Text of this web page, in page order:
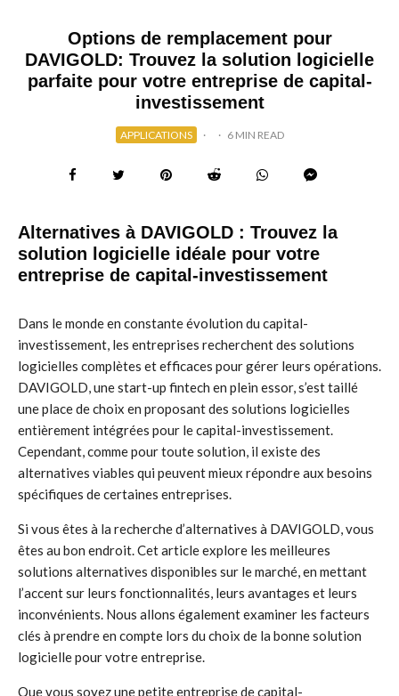
Options de remplacement pour
DAVIGOLD: Trouvez la solution logicielle
parfaite pour votre entreprise de capital-
investissement
APPLICATIONS · · 6 MIN READ
Alternatives à DAVIGOLD : Trouvez la
solution logicielle idéale pour votre
entreprise de capital-investissement
Dans le monde en constante évolution du capital-
investissement, les entreprises recherchent des solutions
logicielles complètes et efficaces pour gérer leurs opérations.
DAVIGOLD, une start-up fintech en plein essor, s’est taillé
une place de choix en proposant des solutions logicielles
entièrement intégrées pour le capital-investissement.
Cependant, comme pour toute solution, il existe des
alternatives viables qui peuvent mieux répondre aux besoins
spécifiques de certaines entreprises.
Si vous êtes à la recherche d’alternatives à DAVIGOLD, vous
êtes au bon endroit. Cet article explore les meilleures
solutions alternatives disponibles sur le marché, en mettant
l’accent sur leurs fonctionnalités, leurs avantages et leurs
inconvénients. Nous allons également examiner les facteurs
clés à prendre en compte lors du choix de la bonne solution
logicielle pour votre entreprise.
Que vous soyez une petite entreprise de capital-